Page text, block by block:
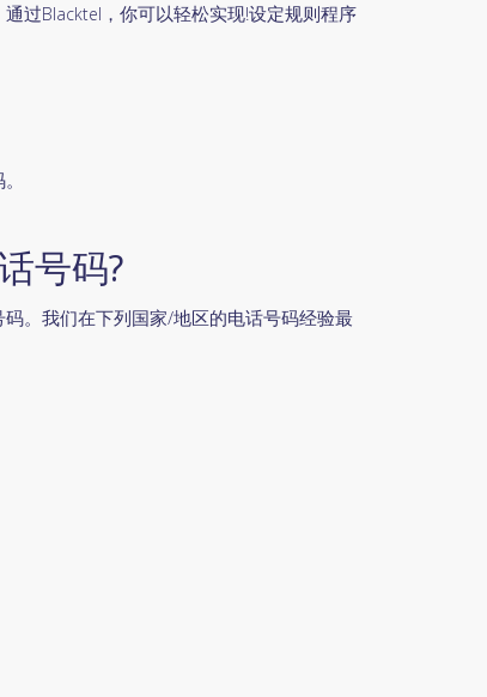
过Blacktel，你可以轻松实现!设定规则程序
号码?
。我们在下列国家/地区的电话号码经验最